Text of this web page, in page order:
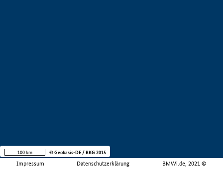
Impressum Datenschutzerklärung BMWi.de, 2021 ©
100 km © Geobasis-DE / BKG 2015